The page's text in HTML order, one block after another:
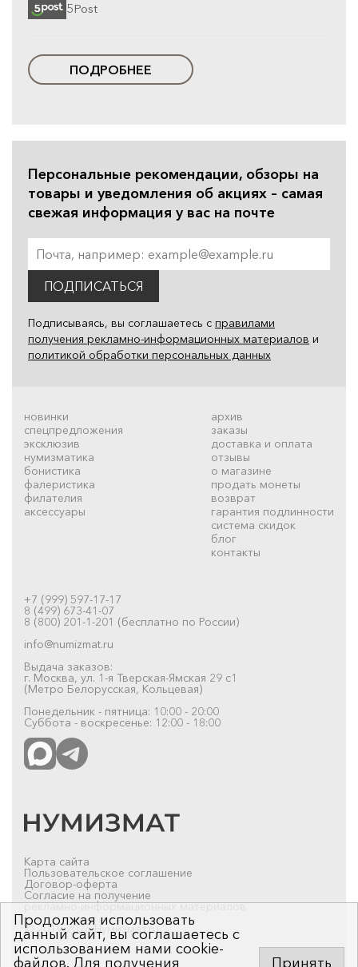
5Post
ПОДРОБНЕЕ
Персональные рекомендации, обзоры на
товары и уведомления об акциях – самая
свежая информация у вас на почте
ПОДПИСАТЬСЯ
Подписываясь, вы соглашаетесь с правилами
получения рекламно-информационных материалов и
политикой обработки персональных данных
новинки
спецпредложения
эксклюзив
нумизматика
бонистика
фалеристика
филателия
аксессуары
архив
заказы
доставка и оплата
отзывы
о магазине
продать монеты
возврат
гарантия подлинности
система скидок
блог
контакты
+7 (999) 597-17-17
8 (499) 673-41-07
8 (800) 201-1-201 (бесплатно по России)
info@numizmat.ru
Выдача заказов:
г. Москва, ул. 1-я Тверская-Ямская 29 с1
(Метро Белорусская, Кольцевая)
Понедельник - пятница: 10:00 - 20:00
Суббота - воскресенье: 12:00 - 18:00
Карта сайта
Пользовательское соглашение
Договор-оферта
Согласие на получение
рекламно-информационных материалов
© 2019-2026 Нумизмат.ru
Продолжая использовать
данный сайт, вы соглашаетесь с
использованием нами cookie-
файлов. Для получения
Принять